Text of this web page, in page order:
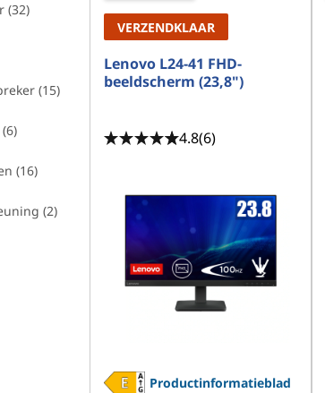
(32)
(15)
(16)
(2)
VERZENDKLAAR
Lenovo L24-41 FHD-
beeldscherm (23,8")
4.8(6)
Productinformatieblad